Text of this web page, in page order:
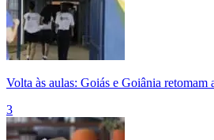
Volta às aulas: Goiás e Goiânia retomam
3